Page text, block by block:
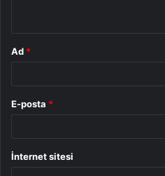
Ad *
E-posta *
İnternet sitesi